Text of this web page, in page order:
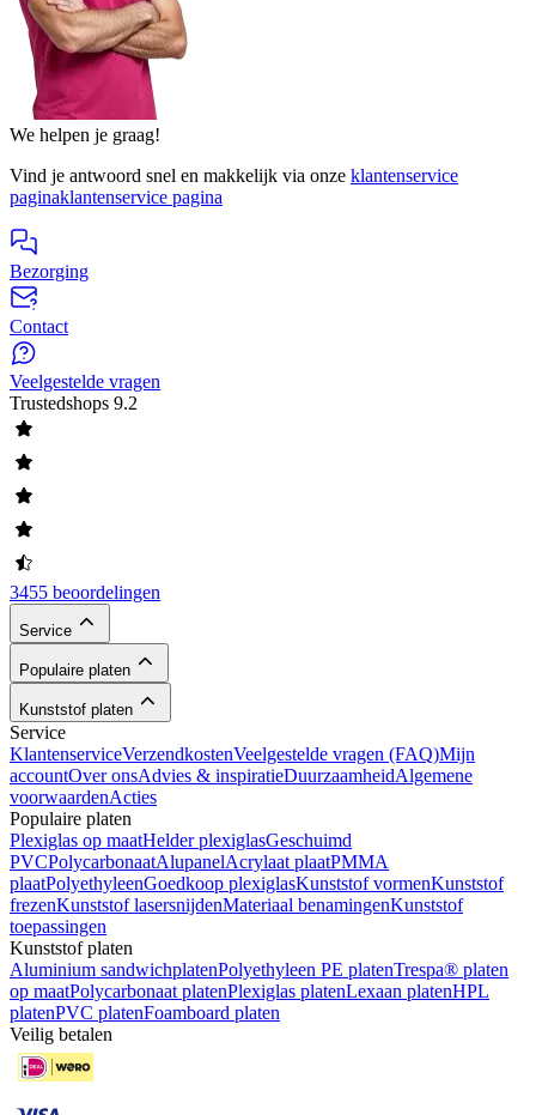
We helpen je graag!
Vind je antwoord snel en makkelijk via onze klantenservice
paginaklantenservice pagina
Bezorging
Contact
Veelgestelde vragen
Trustedshops 9.2
3455 beoordelingen
Service
Populaire platen
Kunststof platen
Service
KlantenserviceVerzendkostenVeelgestelde vragen (FAQ)Mijn
accountOver onsAdvies & inspiratieDuurzaamheidAlgemene
voorwaardenActies
Populaire platen
Plexiglas op maatHelder plexiglasGeschuimd
PVCPolycarbonaatAlupanelAcrylaat plaatPMMA
plaatPolyethyleenGoedkoop plexiglasKunststof vormenKunststof
frezenKunststof lasersnijdenMateriaal benamingenKunststof
toepassingen
Kunststof platen
Aluminium sandwichplatenPolyethyleen PE platenTrespa® platen
op maatPolycarbonaat platenPlexiglas platenLexaan platenHPL
platenPVC platenFoamboard platen
Veilig betalen